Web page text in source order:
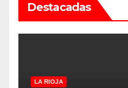
Destacadas
LA RIOJA